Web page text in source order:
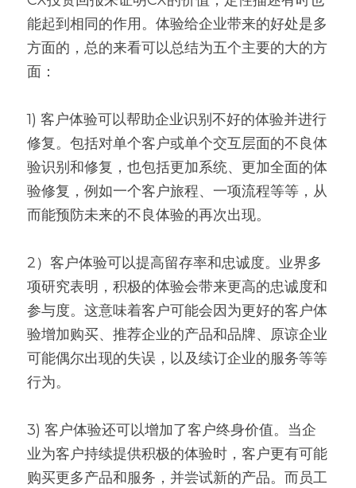
能起到相同的作用。体验给企业带来的好处是多
方面的，总的来看可以总结为五个主要的大的方
面：
1) 客户体验可以帮助企业识别不好的体验并进行
修复。包括对单个客户或单个交互层面的不良体
验识别和修复，也包括更加系统、更加全面的体
验修复，例如一个客户旅程、一项流程等等，从
而能预防未来的不良体验的再次出现。
2）客户体验可以提高留存率和忠诚度。业界多
项研究表明，积极的体验会带来更高的忠诚度和
参与度。这意味着客户可能会因为更好的客户体
验增加购买、推荐企业的产品和品牌、原谅企业
可能偶尔出现的失误，以及续订企业的服务等等
行为。
3) 客户体验还可以增加了客户终身价值。当企
业为客户持续提供积极的体验时，客户更有可能
购买更多产品和服务，并尝试新的产品。而员工